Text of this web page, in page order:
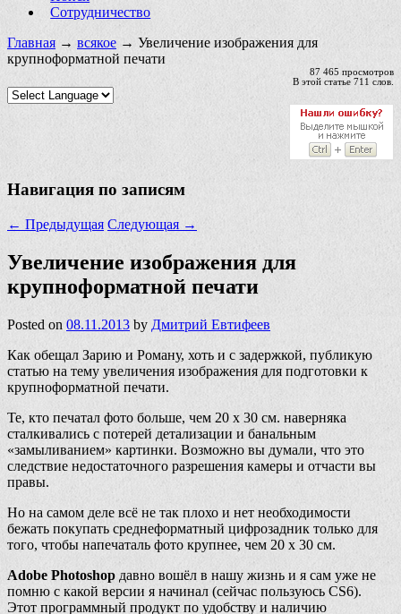
Сотрудничество
Главная → всякое → Увеличение изображения для
крупноформатной печати
87 465 просмотров
В этой статье 711 слов.
Навигация по записям
← Предыдущая Следующая →
Увеличение изображения для
крупноформатной печати
Posted on 08.11.2013 by Дмитрий Евтифеев
Как обещал Зарию и Роману, хоть и с задержкой, публикую
статью на тему увеличения изображения для подготовки к
крупноформатной печати.
Те, кто печатал фото больше, чем 20 х 30 см. наверняка
сталкивались с потерей детализации и банальным
«замыливанием» картинки. Возможно вы думали, что это
следствие недостаточного разрешения камеры и отчасти вы
правы.
Но на самом деле всё не так плохо и нет необходимости
бежать покупать среднеформатный цифрозадник только для
того, чтобы напечаталь фото крупнее, чем 20 х 30 см.
Adobe Photoshop давно вошёл в нашу жизнь и я сам уже не
помню с какой версии я начинал (сейчас пользуюсь CS6).
Этот программный продукт по удобству и наличию